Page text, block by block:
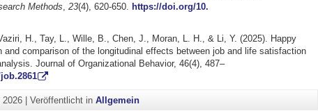
Methods 23(4), 620-650. https://doi.org/10.
H., Tay, L., Wille, B., Chen, J., Moran, L. H., & Li, Y. (2025). Happy
and comparison of the longitudinal effects between job and life satisfaction
Journal of Organizational Behavior, 46(4), 487–
2026 |Veröffentlicht inAllgemein